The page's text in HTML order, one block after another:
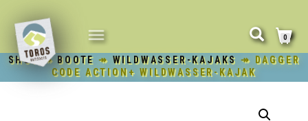
NAVIGATION
UMSCHALTEN
0
SHOP↠ BOOTE ↠ WILDWASSER-KAJAKS ↠ DAGGER
CODE ACTION+ WILDWASSER-KAJAK